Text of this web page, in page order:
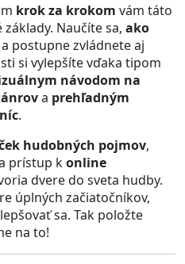
krok za krokom vám táto
Naučíte sa, ako
a postupne zvládnete aj
si vylepšíte vďaka tipom
návodom na
a prehľadným
.
hudobných pojmov,
prístup konline
dvere do sveta hudby.
úplných začiatočníkov,
sa. Tak položte
na to!